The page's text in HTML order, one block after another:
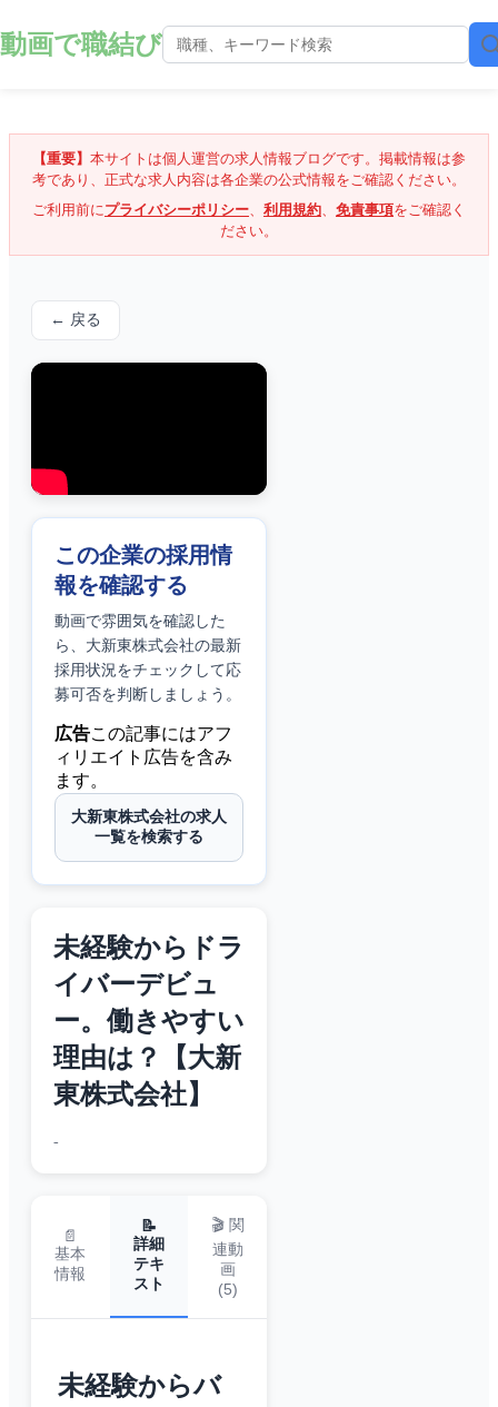
動画で職結び
【重要】 本サイトは個人運営の求人情報ブログです。掲載情報は参
考であり、正式な求人内容は各企業の公式情報をご確認ください。
ご利用前にプライバシーポリシー、 利用規約、 免責事項をご確認く
ださい。
← 戻る
この企業の採用情
報を確認する
動画で雰囲気を確認した
ら、 大新東株式会社の最新
採用状況をチェックして応
募可否を判断しましょう。
広告この記事にはアフ
ィリエイト広告を含み
ます。
大新東株式会社の求人
一覧を検索する
未経験からドラ
イバーデビュ
ー。働きやすい
理由は？【大新
東株式会社】
-
📄
基本
情報
📝
詳細
テキ
スト
🎬 関
連動
画
(5)
未経験からバ